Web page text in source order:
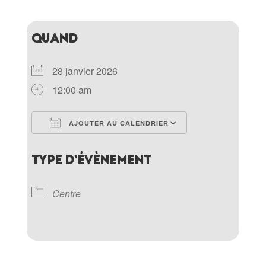
QUAND
28 janvier 2026
12:00 am
AJOUTER AU CALENDRIER
TYPE D’ÉVÈNEMENT
Centre